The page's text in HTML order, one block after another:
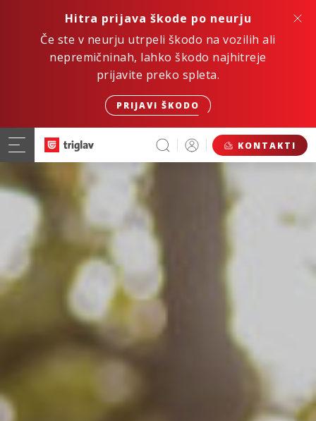
Hitra prijava škode po neurju
Če ste v neurju utrpeli škodo na vozilih ali
nepremičninah, lahko škodo najhitreje
prijavite preko spleta.
PRIJAVI ŠKODO
KONTAKTI